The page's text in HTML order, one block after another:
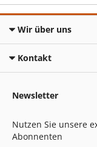
Wir über uns
Kontakt
Newsletter
Nutzen Sie unsere
Abonnenten